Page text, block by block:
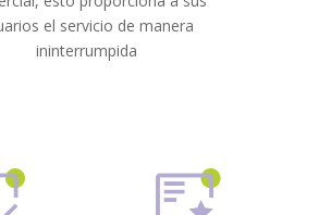
el servicio de manera
ininterrumpida